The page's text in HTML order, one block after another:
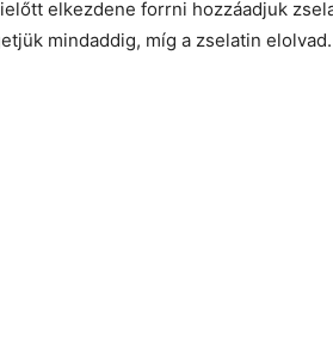
elkezdene forrni hozzáadjuk
mindaddig, míg a zselatin elolvad.